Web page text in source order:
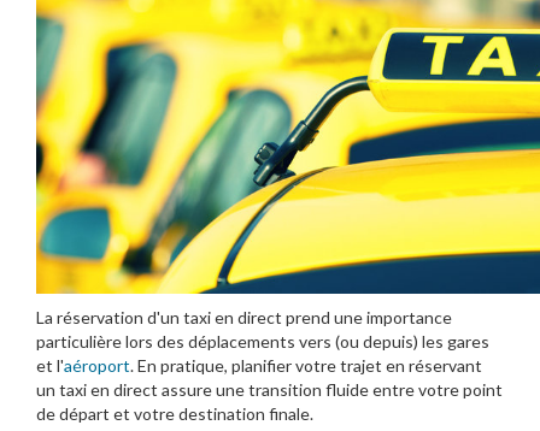
La réservation d'un taxi en direct prend une importance
particulière lors des déplacements vers (ou depuis) les gares
et l'aéroport. En pratique, planifier votre trajet en réservant
un taxi en direct assure une transition fluide entre votre point
de départ et votre destination finale.